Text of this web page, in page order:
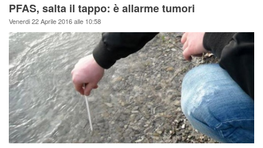
PFAS, salta il tappo: è allarme tumori
Venerdi 22 Aprile 2016 alle 10:58